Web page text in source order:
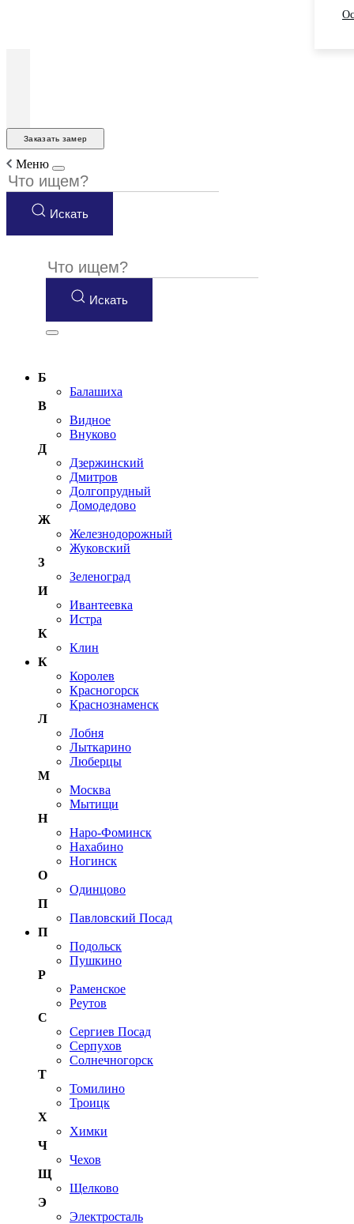
Заказать замер
Меню
Искать
Искать
Б
Балашиха
В
Видное
Внуково
Д
Дзержинский
Дмитров
Долгопрудный
Домодедово
Ж
Железнодорожный
Жуковский
З
Зеленоград
И
Ивантеевка
Истра
К
Клин
К
Королев
Красногорск
Краснознаменск
Л
Лобня
Лыткарино
Люберцы
М
Москва
Мытищи
Н
Наро-Фоминск
Нахабино
Ногинск
О
Одинцово
П
Павловский Посад
П
Подольск
Пушкино
Р
Раменское
Реутов
С
Сергиев Посад
Серпухов
Солнечногорск
Т
Томилино
Троицк
Х
Химки
Ч
Чехов
Щ
Щелково
Э
Электросталь